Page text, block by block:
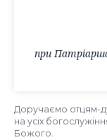
при
Доручаємо отцям-
на усіх
Божого.